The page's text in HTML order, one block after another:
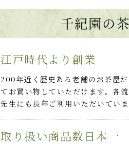
千紀園の
江戸時代より創業
200年近く歴史ある老舗のお茶屋
てお買い物していただけます。各
先生にも長年ご利用いただいていま
取り扱い商品数日本一